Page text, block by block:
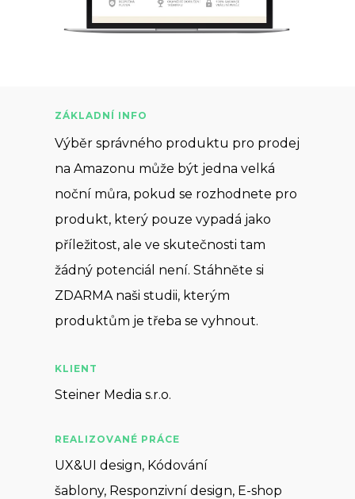
ZÁKLADNÍ INFO
Výběr správného produktu pro prodej
na Amazonu může být jedna velká
noční můra, pokud se rozhodnete pro
produkt, který pouze vypadá jako
příležitost, ale ve skutečnosti tam
žádný potenciál není. Stáhněte si
ZDARMA naši studii, kterým
produktům je třeba se vyhnout.
KLIENT
Steiner Media s.r.o.
REALIZOVANÉ PRÁCE
UX&UI design, Kódování
šablony, Responzivní design, E-shop